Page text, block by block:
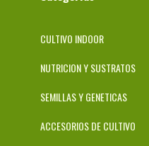
CULTIVO INDOOR
NUTRICION Y SUSTRATOS
SEMILLAS Y GENETICAS
ACCESORIOS DE CULTIVO